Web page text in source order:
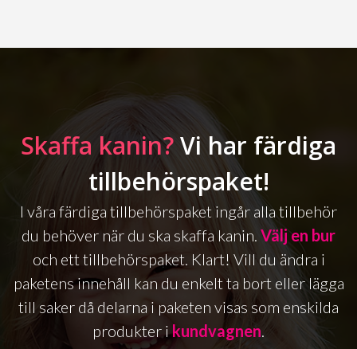
Skaffa kanin?Vi har färdiga
tillbehörspaket!
I våra färdiga tillbehörspaket ingår alla tillbehör
du behöver när du ska skaffa kanin. Välj en bur
och ett tillbehörspaket. Klart! Vill du ändra i
paketens innehåll kan du enkelt ta bort eller lägga
till saker då delarna i paketen visas som enskilda
produkter ikundvagnen.